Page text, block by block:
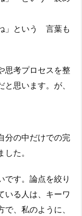
」という 言葉も
思考プロセスを整
思います。が、
分の中だけでの完
た。
です。論点を絞り
いる人は、キーワ
、私のように、